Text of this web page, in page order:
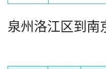
泉州洛江区到南